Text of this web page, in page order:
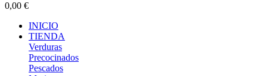
0,00 €
INICIO
TIENDA
Verduras
Precocinados
Pescados